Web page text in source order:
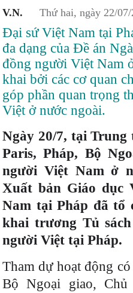
V.N. Thứ hai, ngày 22/
Đại sứ Việt Nam tại
đa dạng của Đề án
đồng người Việt Nam
khai bởi các cơ quan
góp phần quan trọng
Việt ở nước ngoài.
Ngày 20/7, tại
Paris, Pháp, Bộ
người Việt Nam ở
Xuất bản Giáo dục
Nam tại Pháp đã tổ
khai trương Tủ
người Việt tại Pháp.
Tham dự hoạt động
Bộ Ngoại giao,